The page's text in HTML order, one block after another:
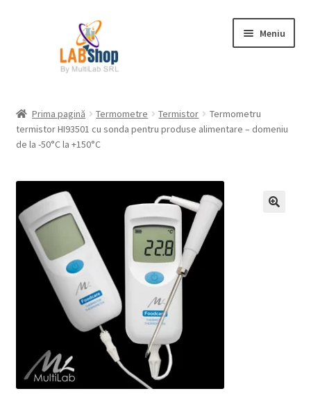
Meniu
Contul meu
Plată
Request a Quote
Condiții generale
Contact
Prelucrarea datelor cu caracter personal
Prima pagină Termometre Termistor
Termometru
termistor HI93501 cu sonda pentru produse alimentare – domeniu
de la -50°C la +150°C